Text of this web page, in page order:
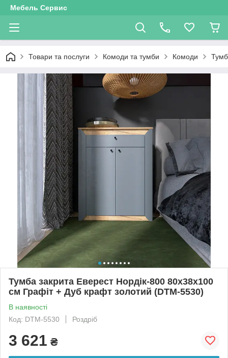
Мебель Сервис
Товари та послуги Комоди та тумби Комоди
Тумба закрита Еверест Нордік-800 80х38х100
см Графіт + Дуб крафт золотий (DTM-5530)
В наявності
Код: DTM-5530
Роздріб
3 621 ₴